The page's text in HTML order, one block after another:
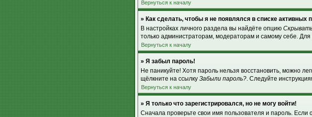
Вернуться к началу
» Как сделать, чтобы я не появлялся в списке активных
В настройках личного раздела вы найдёте опцию
только администраторам, модераторам и самому себе.
Вернуться к началу
» Я забыл пароль!
Не паникуйте! Хотя пароль нельзя восстановить, можно
щёлкните на ссылку Забыли пароль?. Следуйте
Вернуться к началу
» Я только что зарегистрировался, но не могу войти!
Сначала проверьте свои имя пользователя и пароль.